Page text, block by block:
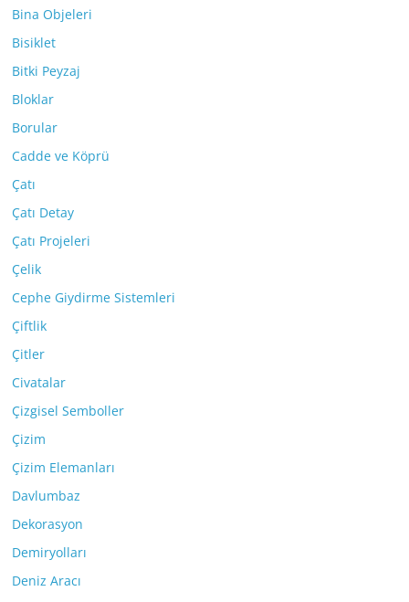
Bina Objeleri
Bisiklet
Bitki Peyzaj
Bloklar
Borular
Cadde ve Köprü
Çatı
Çatı Detay
Çatı Projeleri
Çelik
Cephe Giydirme Sistemleri
Çiftlik
Çitler
Civatalar
Çizgisel Semboller
Çizim
Çizim Elemanları
Davlumbaz
Dekorasyon
Demiryolları
Deniz Aracı